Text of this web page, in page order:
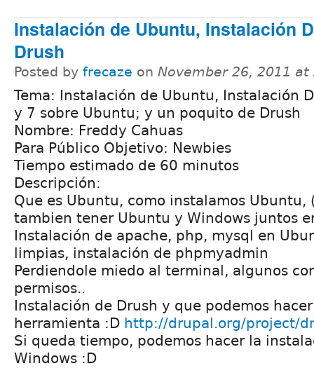
Instalación de Ubuntu, Instalación
Drush
Posted by frecaze on November 26, 2011 at
Tema: Instalación de Ubuntu, Instalación
y 7 sobre Ubuntu; y un poquito de Drush
Nombre: Freddy Cahuas
Para Público Objetivo: Newbies
Tiempo estimado de 60 minutos
Descripción:
Que es Ubuntu, como instalamos Ubuntu,
tambien tener Ubuntu y Windows juntos
Instalación de apache, php, mysql en
limpias, instalación de phpmyadmin
Perdiendole miedo al terminal, algunos
permisos..
Instalación de Drush y que podemos
herramienta :D http://drupal.org/project/
Si queda tiempo, podemos hacer la
Windows :D